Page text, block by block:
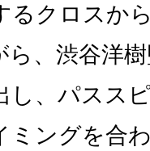
るクロスか
ら、渋谷洋
し、パスス
ミングを合